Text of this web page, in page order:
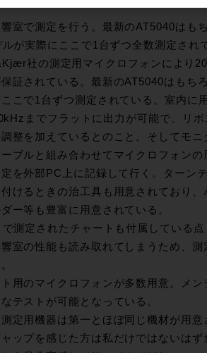
室で測定を行う。最新のAT5040はも
が実際にここで1台ずつ全数測定され
社の測定用マイクロフォンにより
証されている。最新のAT5040はもち
こで1台ずつ測定されている。室内に
までフラットに出力が可能で、リボ
整を加えているとのこと。そしてモニ
ブルと組み合わせてマイクロフォンの
を外部PC上に記録して行く。ターン
けるときの治工具も用意されており、
ー等も豊富に用意されている。
測定されたチャートも付属している点
室の性能も読み取れてしまうため、測
用のマイクロフォンが多数用意。メン
テストが可能となっている。
定用機器は第一とほぼ同じ機材が用
ップを感じた方は私だけではないは